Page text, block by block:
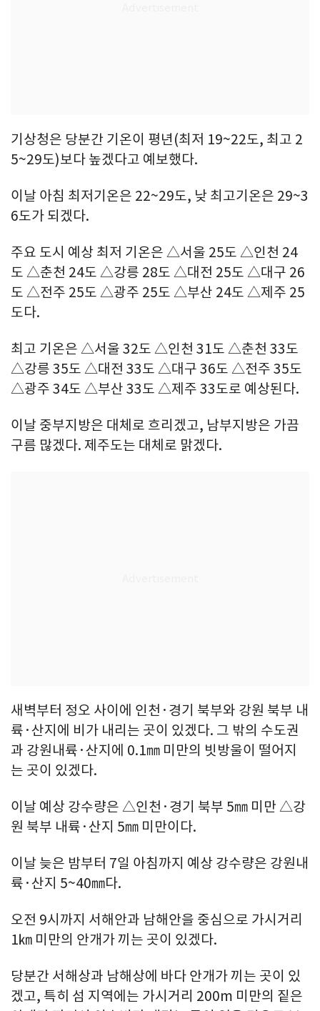
기상청은 당분간 기온이 평년(최저 19~22도, 최고 2
5~29도)보다 높겠다고 예보했다.
이날 아침 최저기온은 22~29도, 낮 최고기온은 29~3
6도가 되겠다.
주요 도시 예상 최저 기온은 △서울 25도 △인천 24
도 △춘천 24도 △강릉 28도 △대전 25도 △대구 26
도 △전주 25도 △광주 25도 △부산 24도 △제주 25
도다.
최고 기온은 △서울 32도 △인천 31도 △춘천 33도
△강릉 35도 △대전 33도 △대구 36도 △전주 35도
△광주 34도 △부산 33도 △제주 33도로 예상된다.
이날 중부지방은 대체로 흐리겠고, 남부지방은 가끔
구름 많겠다. 제주도는 대체로 맑겠다.
새벽부터 정오 사이에 인천·경기 북부와 강원 북부 내
륙·산지에 비가 내리는 곳이 있겠다. 그 밖의 수도권
과 강원내륙·산지에 0.1㎜ 미만의 빗방울이 떨어지
는 곳이 있겠다.
이날 예상 강수량은 △인천·경기 북부 5㎜ 미만 △강
원 북부 내륙·산지 5㎜ 미만이다.
이날 늦은 밤부터 7일 아침까지 예상 강수량은 강원내
륙·산지 5~40㎜다.
오전 9시까지 서해안과 남해안을 중심으로 가시거리
1㎞ 미만의 안개가 끼는 곳이 있겠다.
당분간 서해상과 남해상에 바다 안개가 끼는 곳이 있
겠고, 특히 섬 지역에는 가시거리 200m 미만의 짙은